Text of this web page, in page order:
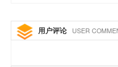
用户评论 USER